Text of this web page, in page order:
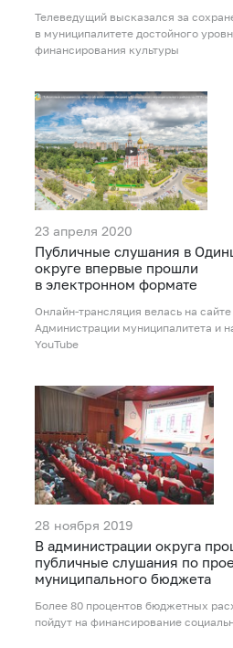
Телеведущий высказался за
в муниципалитете достойного
финансирования культуры
23 апреля 2020
Публичные слушания в
округе впервые прошли
в электронном формате
Онлайн-трансляция велась на сайте
Администрации муниципалитета и
YouTube
28 ноября 2019
В администрации округа
публичные слушания по
муниципального бюджета
Более 80 процентов бюджетных
пойдут на финансирование